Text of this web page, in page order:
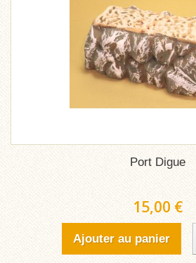
Port Digue
15,00 €
Ajouter au panier